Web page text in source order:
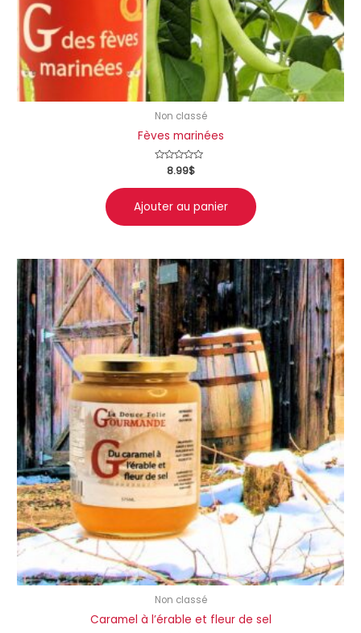
Non classé
Fèves marinées
Note
sur
8.99$
Ajouter au panier
Non classé
Caramel à l’érable et fleur de sel